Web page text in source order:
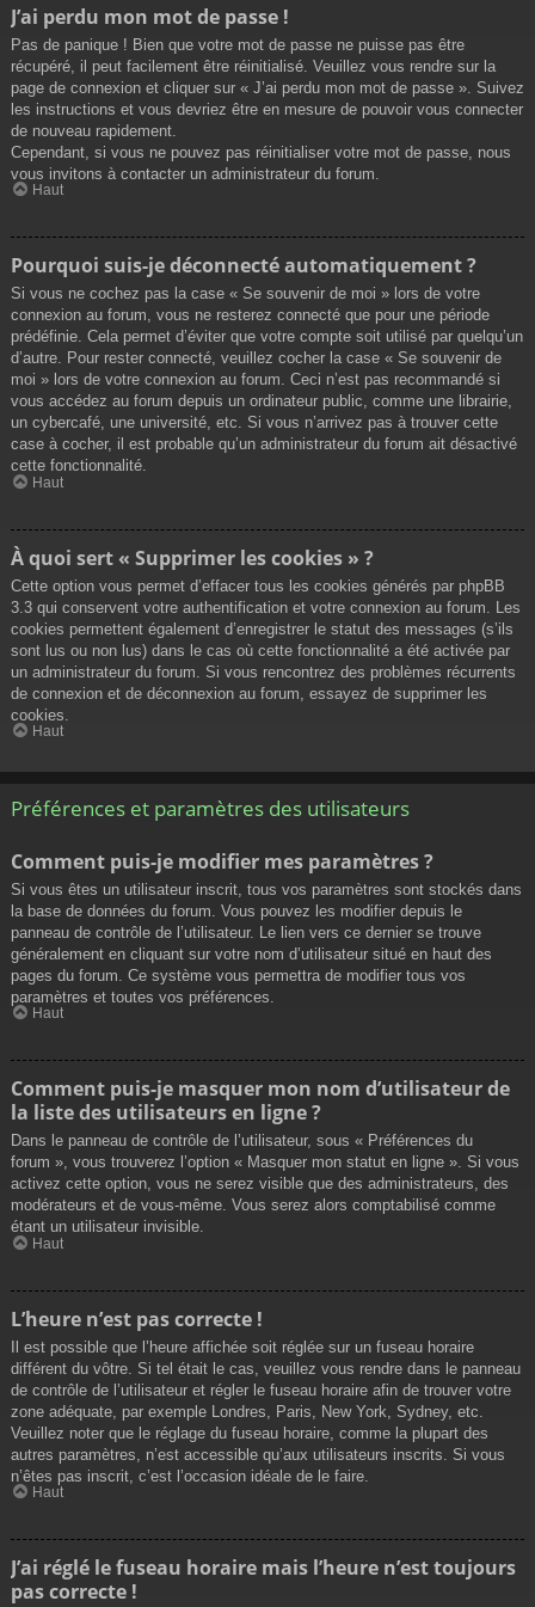
J’ai perdu mon mot de passe !
Pas de panique ! Bien que votre mot de passe ne puisse pas être
récupéré, il peut facilement être réinitialisé. Veuillez vous rendre sur la
page de connexion et cliquer sur « J’ai perdu mon mot de passe ». Suivez
les instructions et vous devriez être en mesure de pouvoir vous connecter
de nouveau rapidement.
Cependant, si vous ne pouvez pas réinitialiser votre mot de passe, nous
vous invitons à contacter un administrateur du forum.
Haut
Pourquoi suis-je déconnecté automatiquement ?
Si vous ne cochez pas la case « Se souvenir de moi » lors de votre
connexion au forum, vous ne resterez connecté que pour une période
prédéfinie. Cela permet d’éviter que votre compte soit utilisé par quelqu’un
d’autre. Pour rester connecté, veuillez cocher la case « Se souvenir de
moi » lors de votre connexion au forum. Ceci n’est pas recommandé si
vous accédez au forum depuis un ordinateur public, comme une librairie,
un cybercafé, une université, etc. Si vous n’arrivez pas à trouver cette
case à cocher, il est probable qu’un administrateur du forum ait désactivé
cette fonctionnalité.
Haut
À quoi sert « Supprimer les cookies » ?
Cette option vous permet d’effacer tous les cookies générés par phpBB
3.3 qui conservent votre authentification et votre connexion au forum. Les
cookies permettent également d’enregistrer le statut des messages (s’ils
sont lus ou non lus) dans le cas où cette fonctionnalité a été activée par
un administrateur du forum. Si vous rencontrez des problèmes récurrents
de connexion et de déconnexion au forum, essayez de supprimer les
cookies.
Haut
Préférences et paramètres des utilisateurs
Comment puis-je modifier mes paramètres ?
Si vous êtes un utilisateur inscrit, tous vos paramètres sont stockés dans
la base de données du forum. Vous pouvez les modifier depuis le
panneau de contrôle de l’utilisateur. Le lien vers ce dernier se trouve
généralement en cliquant sur votre nom d’utilisateur situé en haut des
pages du forum. Ce système vous permettra de modifier tous vos
paramètres et toutes vos préférences.
Haut
Comment puis-je masquer mon nom d’utilisateur de
la liste des utilisateurs en ligne ?
Dans le panneau de contrôle de l’utilisateur, sous « Préférences du
forum », vous trouverez l’option « Masquer mon statut en ligne ». Si vous
activez cette option, vous ne serez visible que des administrateurs, des
modérateurs et de vous-même. Vous serez alors comptabilisé comme
étant un utilisateur invisible.
Haut
L’heure n’est pas correcte !
Il est possible que l’heure affichée soit réglée sur un fuseau horaire
différent du vôtre. Si tel était le cas, veuillez vous rendre dans le panneau
de contrôle de l’utilisateur et régler le fuseau horaire afin de trouver votre
zone adéquate, par exemple Londres, Paris, New York, Sydney, etc.
Veuillez noter que le réglage du fuseau horaire, comme la plupart des
autres paramètres, n’est accessible qu’aux utilisateurs inscrits. Si vous
n’êtes pas inscrit, c’est l’occasion idéale de le faire.
Haut
J’ai réglé le fuseau horaire mais l’heure n’est toujours
pas correcte !